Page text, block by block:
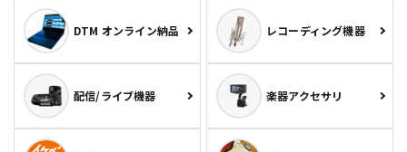
DTM オンライン納品 レコーディング機器
配信/ライブ機器 楽器アクセサリ